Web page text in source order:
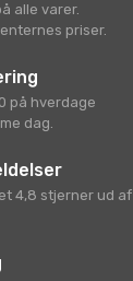
alle varer.
priser.
på hverdage
dag.
4,8 stjerner ud af